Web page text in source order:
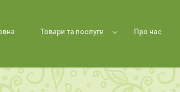
Товари та послуги Про нас